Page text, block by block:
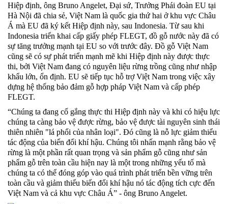
Hiệp định, ông Bruno Angelet, Đại sứ, Trưởng Phái đoàn EU tại
Hà Nội đã chia sẻ, Việt Nam là quốc gia thứ hai ở khu vực Châu
Á mà EU đã ký kết Hiệp định này, sau Indonesia. Từ sau khi
Indonesia triển khai cấp giấy phép FLEGT, đồ gỗ nước này đã có
sự tăng trưởng mạnh tại EU so với trước đây. Đồ gỗ Việt Nam
cũng sẽ có sự phát triển mạnh mẽ khi Hiệp định này được thực
thi, bởi Việt Nam đang có nguyên liệu rừng trồng cũng như nhập
khẩu lớn, ổn định. EU sẽ tiếp tục hỗ trợ Việt Nam trong việc xây
dựng hệ thống bảo đảm gỗ hợp pháp Việt Nam và cấp phép
FLEGT.
“Chúng ta đang cố gắng thực thi Hiệp định này và khi có hiệu lực
chúng ta càng bảo vệ được rừng, bảo vệ được tài nguyên sinh thái
thiên nhiên "lá phổi của nhân loại". Đó cũng là nỗ lực giảm thiểu
tác động của biến đổi khí hậu. Chúng tôi nhấn mạnh rằng bảo vệ
rừng là một phần rất quan trọng và sản phẩm gỗ cũng như sản
phẩm gỗ trên toàn cầu hiện nay là một trong những yếu tố mà
chúng ta có thể đóng góp vào quá trình phát triển bền vững trên
toàn cầu và giảm thiểu biến đổi khí hậu nó tác động tích cực đến
Việt Nam và cả khu vực Châu Á” - ông Bruno Angelet.